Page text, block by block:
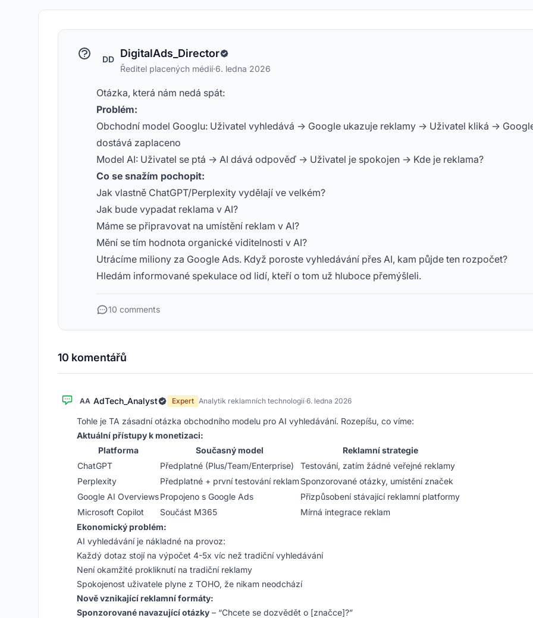
DD DigitalAds_Director
Ředitel placených médií·6. ledna 2026
Otázka, která nám nedá spát:
Problém:
Obchodní model Googlu: Uživatel vyhledává -> Google ukazuje reklamy -> Uživatel kliká ->
dostává zaplaceno
Model AI: Uživatel se ptá -> AI dává odpověď -> Uživatel je spokojen -> Kde je reklama?
Co se snažím pochopit:
Jak vlastně ChatGPT/Perplexity vydělají ve velkém?
Jak bude vypadat reklama v AI?
Máme se připravovat na umístění reklam v AI?
Mění se tím hodnota organické viditelnosti v AI?
Utrácíme miliony za Google Ads. Když poroste vyhledávání přes AI, kam půjde ten rozpočet?
Hledám informované spekulace od lidí, kteří o tom už hluboce přemýšleli.
10 comments
10 komentářů
AA AdTech_Analyst Expert Analytik reklamních technologií·6. ledna 2026
Tohle je TA zásadní otázka obchodního modelu pro AI vyhledávání. Rozepíšu, co víme:
Aktuální přístupy k monetizaci:
Platforma
Současný model
Reklamní strategie
ChatGPT
Předplatné (Plus/Team/Enterprise)
Testování, zatím žádné veřejné reklamy
Perplexity
Předplatné + první testování reklamSponzorované otázky, umístění značek
Google AI OverviewsPropojeno s Google Ads
Přizpůsobení stávající reklamní platformy
Microsoft Copilot
Součást M365
Mírná integrace reklam
Ekonomický problém:
AI vyhledávání je nákladné na provoz:
Každý dotaz stojí na výpočet 4-5x víc než tradiční vyhledávání
Není okamžité prokliknutí na tradiční reklamy
Spokojenost uživatele plyne z TOHO, že nikam neodchází
Nově vznikající reklamní formáty:
Sponzorované navazující otázky – “Chcete se dozvědět o [značce]?”